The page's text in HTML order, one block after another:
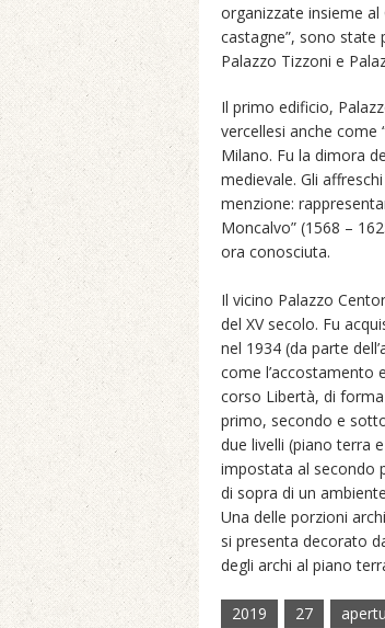
organizzate insieme al
castagne”, sono state
Palazzo Tizzoni e
Il primo edificio,
vercellesi anche come
Milano. Fu la dimora
medievale. Gli
menzione:
Moncalvo” (1568 –
ora conosciuta.
Il vicino Palazzo
del XV secolo. Fu
nel 1934 (da parte
come l’accostamento
corso Libertà, di
primo, secondo e
due livelli (piano terra
impostata al secondo
di sopra di un
Una delle porzioni
si presenta decorato
degli archi al piano
2019 27